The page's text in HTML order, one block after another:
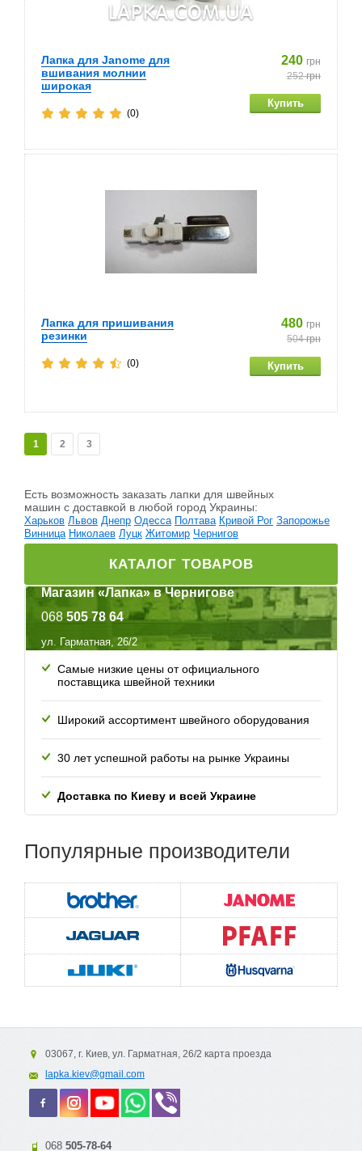
Лапка для Janome для
вшивания молнии
широкая
240 грн
252грн
(0)
Лапка для пришивания
резинки
480 грн
504грн
(0)
1 2 3
Есть возможность заказать лапки для швейных
машин c доставкой в любой город Украины:
Харьков Львов Днепр Одесса Полтава Кривой Рог Запорожье
Винница Николаев Луцк Житомир Чернигов
КАТАЛОГ ТОВАРОВ
Магазин «Лапка» в Чернигове
068 505 78 64
ул. Гарматная, 26/2
Самые низкие цены от официального
поставщика швейной техники
Широкий ассортимент швейного оборудования
30 лет успешной работы на рынке Украины
Доставка по Киеву и всей Украине
Популярные производители
03067, г. Киев, ул. Гарматная, 26/2 карта проезда
lapka.kiev@gmail.com
068 505-78-64